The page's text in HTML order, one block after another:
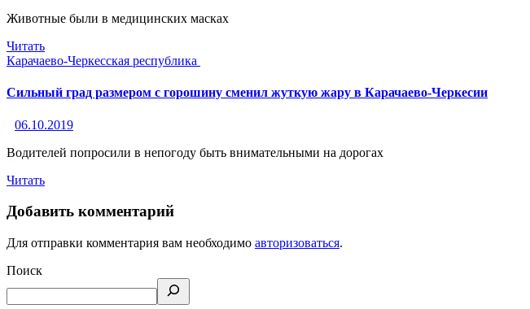
Животные были в медицинских масках
Читать
Карачаево-Черкесская республика
Сильный град размером с горошину сменил жуткую жару в Карачаево-Черкесии
06.10.2019
Водителей попросили в непогоду быть внимательными на дорогах
Читать
Добавить комментарий
Для отправки комментария вам необходимо авторизоваться.
Поиск